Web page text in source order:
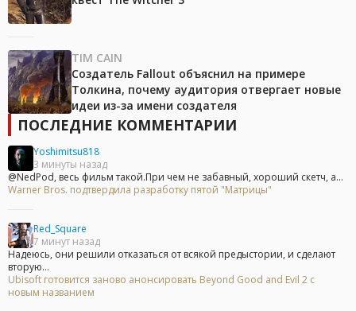
TIM CAIN
Создатель Fallout объяснил на примере
Толкина, почему аудитория отвергает новые
идеи из-за имени создателя
ПОСЛЕДНИЕ КОММЕНТАРИИ
Yoshimitsu818
3 минуты назад
@NedPod, весь фильм такой.При чем не забавный, хороший скетч, а...
Warner Bros. подтвердила разработку пятой "Матрицы"
Red_Square
7 минут назад
Надеюсь, они решили отказаться от всякой предыстории, и сделают
вторую...
Ubisoft готовится заново анонсировать Beyond Good and Evil 2 с
новым названием